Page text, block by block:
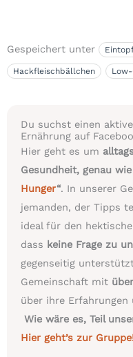
Gespeichert unter
Hackfleischbällchen
Du suchst einen
Ernährung auf
Hier geht es um
Gesundheit, genau
Hunger“. In unserer
jemanden, der Tipps
ideal für den
dass keine Frage zu
gegenseitig
Gemeinschaft mit
über ihre Erfahrungen
Wie wäre es, Teil
Hier geht’s zur